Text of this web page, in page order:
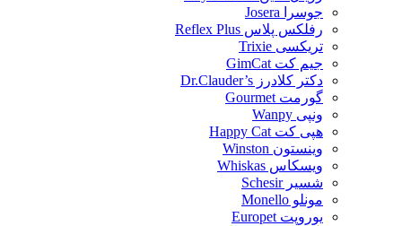
جوسرا Josera
رفلکس پلاس Reflex Plus
تریکسی Trixie
جیم کت GimCat
دکتر کلادرز Dr.Clauder’s
گورمت Gourmet
ونپی Wanpy
هپی کت Happy Cat
وینستون Winston
ویسکاس Whiskas
شسیر Schesir
مونلو Monello
یوروپت Europet